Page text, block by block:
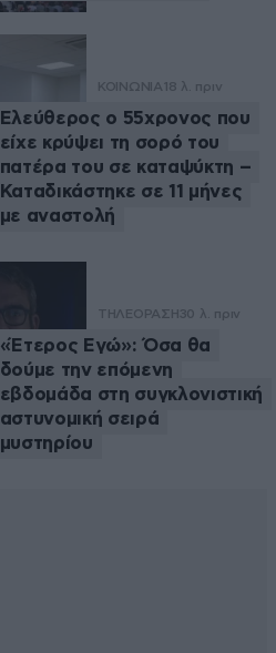
ΚΟΙΝΩΝΙΑ 18 λ. πριν
Ελεύθερος ο 55χρονος που
είχε κρύψει τη σορό του
πατέρα του σε καταψύκτη –
Καταδικάστηκε σε 11 μήνες
με αναστολή
ΤΗΛΕΟΡΑΣΗ30 λ. πριν
«Έτερος Εγώ»: Όσα θα
δούμε την επόμενη
εβδομάδα στη συγκλονιστική
αστυνομική σειρά
μυστηρίου